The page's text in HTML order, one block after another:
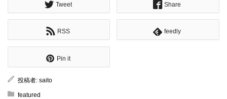
Tweet Share
RSS feedly
Pin it
投稿者: saito
featured